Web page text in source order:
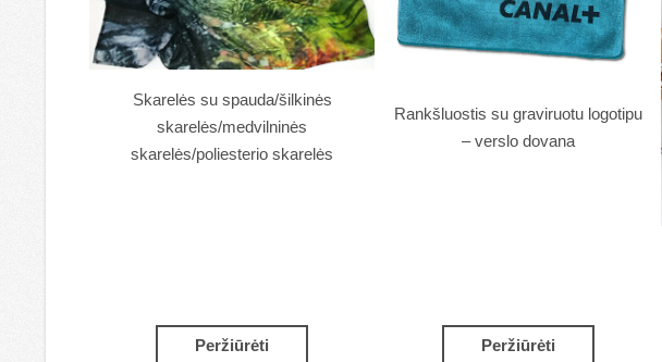
Skarelės su spauda/šilkinės
skarelės/medvilninės
skarelės/poliesterio skarelės
Peržiūrėti
Rankšluostis su graviruotu logotipu
– verslo dovana
Peržiūrėti